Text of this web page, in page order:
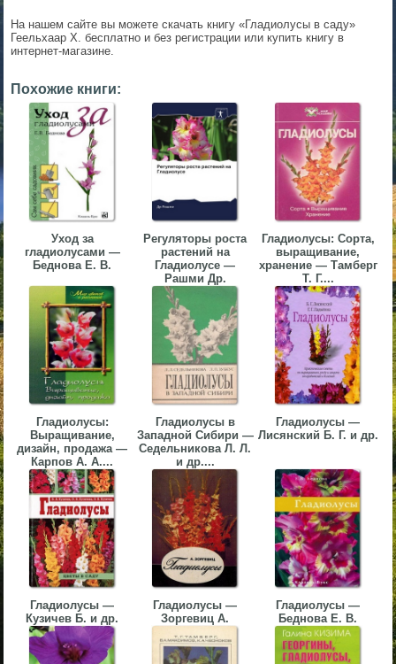
На нашем сайте вы можете скачать книгу «Гладиолусы в саду»
Геельхаар Х. бесплатно и без регистрации или купить книгу в
интернет-магазине.
Похожие книги:
Уход за
гладиолусами —
Беднова Е. В.
Регуляторы роста
растений на
Гладиолусе —
Рашми Др.
Гладиолусы: Сорта,
выращивание,
хранение — Тамберг
Т. Г....
Гладиолусы:
Выращивание,
дизайн, продажа —
Карпов А. А....
Гладиолусы в
Западной Сибири —
Седельникова Л. Л.
и др....
Гладиолусы —
Лисянский Б. Г. и др.
Гладиолусы —
Кузичев Б. и др.
Гладиолусы —
Зоргевиц А.
Гладиолусы —
Беднова Е. В.
▼
▼
▼
▼
▼
▼